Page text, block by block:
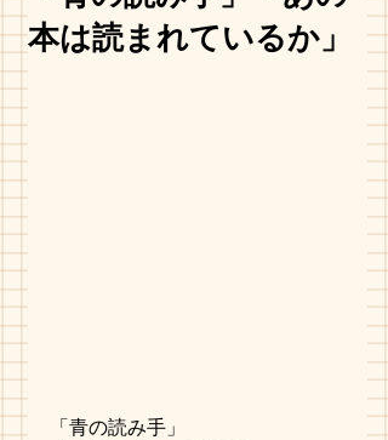
本は読まれているか」
「青の読み手」